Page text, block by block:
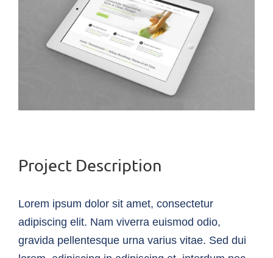
Project Description
Lorem ipsum dolor sit amet, consectetur
adipiscing elit. Nam viverra euismod odio,
gravida pellentesque urna varius vitae. Sed dui